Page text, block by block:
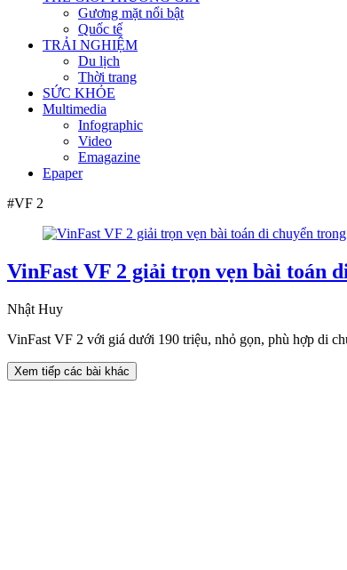
Gương mặt nổi bật
Quốc tế
TRẢI NGHIỆM
Du lịch
Thời trang
SỨC KHỎE
Multimedia
Infographic
Video
Emagazine
Epaper
#VF 2
VinFast VF 2 giải trọn vẹn bài toán
Nhật Huy
VinFast VF 2 với giá dưới 190 triệu, nhỏ gọn, phù hợp di
Xem tiếp các bài khác